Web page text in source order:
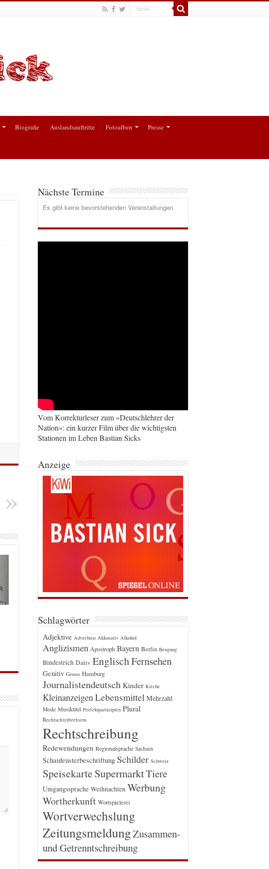
Biografie Auslandsauftritte Fotoalben Presse
Nächste Termine
Es gibt keine bevorstehenden Veranstaltungen.
Vom Korrekturleser zum »Deutschlehrer der
Nation«: ein kurzer Film über die wichtigsten
Stationen im Leben Bastian Sicks
Anzeige
Schlagwörter
Adjektive Adverbien Akkusativ Alkohol
Anglizismen Apostroph Bayern Berlin Beugung
Bindestrich Dativ EnglischFernsehen
Genitiv Genus Hamburg
Journalistendeutsch Kinder Kirche
Kleinanzeigen Lebensmittel Mehrzahl
Mode Musiktitel Perfektpartizipien Plural
Rechtschreibreform
Rechtschreibung
Redewendungen Regionalsprache Sachsen
Schaufensterbeschriftung Schilder Schweiz
Speisekarte SupermarktTiere
Umgangssprache Weihnachten Werbung
Wortherkunft Wortspielerei
Wortverwechslung
ZeitungsmeldungZusammen-
und Getrenntschreibung